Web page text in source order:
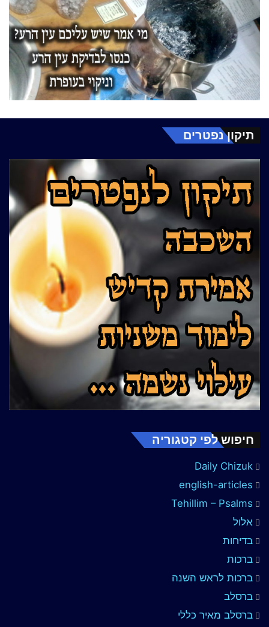
תיקון נפטרים
חיפוש לפי קטגוריה
Daily Chizuk
english-articles
Tehillim – Psalms
אלול
בדיחות
ברכות
ברכות לראש השנה
ברסלב
ברסלב מאיר כללי